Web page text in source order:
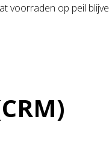
voorraden op peil